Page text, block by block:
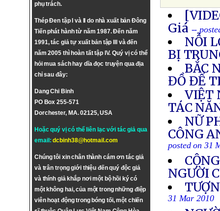
phụ trách.
Thép Đen tập I và II do nhà xuất bản Đông
Tiến phát hành từ năm 1987. Đến năm
1991, tác giả tự xuất bản tập III và đến
năm 2005 thì hoàn tất tập IV. Quý vị có thể
hỏi mua sách hay dĩa đọc truyện qua địa
chỉ sau đây:
Dang Chi Binh
PO Box 255-571
Dorchester, MA. 02125, USA
Hoặc quý vị có thể liên lạc với tác giả qua
email:dcbinh38@hotmail.com
Chúng tôi xin chân thành cám ơn tác giả
và trân trọng giới thiệu đến quý độc giả
và thính giả khắp nơi một bộ hồi ký có
một không hai, của một trong những điệp
viên hoạt động trong bóng tối, một chiến
Giá --
NỖI
BỊ
BẮC
ĐỒ ĐỂ
VIỆT
TÁC
NỮ
CÔNG
posted on 31
NGƯỜI
31 Mar 2010